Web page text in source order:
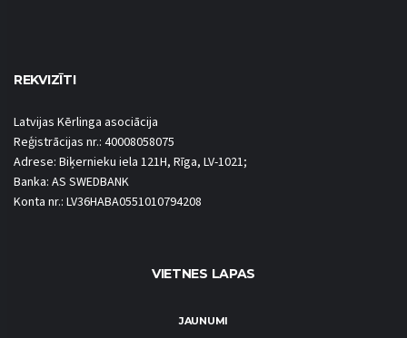
REKVIZĪTI
Latvijas Kērlinga asociācija
Reģistrācijas nr.: 40008058075
Adrese: Biķernieku iela 121H, Rīga, LV-1021;
Banka: AS SWEDBANK
Konta nr.: LV36HABA0551010794208
VIETNES LAPAS
JAUNUMI